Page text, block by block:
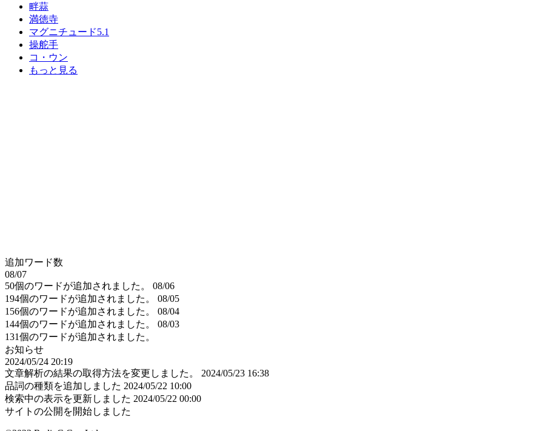
畔蒜
満徳寺
マグニチュード5.1
操舵手
コ・ウン
もっと見る
追加ワード数
08/07
50個のワードが追加されました。
08/06
194個のワードが追加されました。
08/05
156個のワードが追加されました。
08/04
144個のワードが追加されました。
08/03
131個のワードが追加されました。
お知らせ
2024/05/24 20:19
文章解析の結果の取得方法を変更しました。
2024/05/23 16:38
品詞の種類を追加しました 2024/05/22 10:00
検索中の表示を更新しました 2024/05/22 00:00
サイトの公開を開始しました